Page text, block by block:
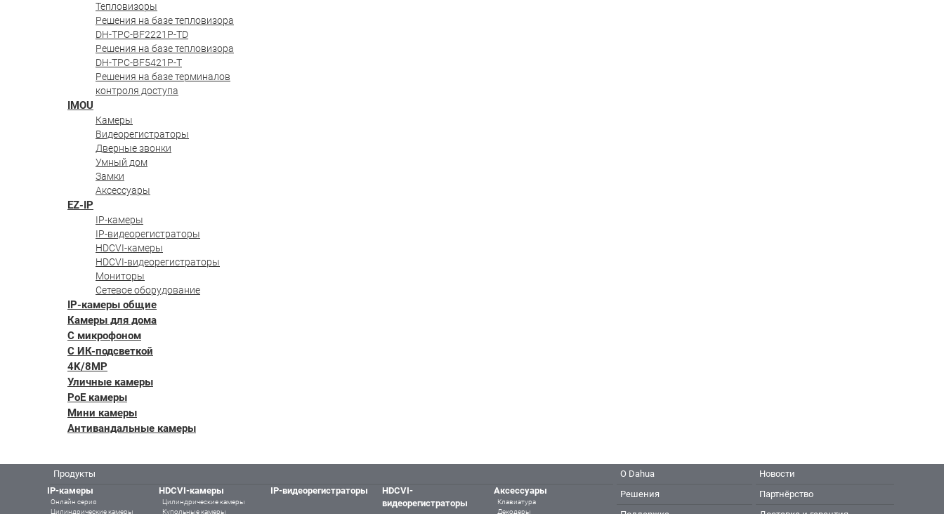
Тепловизоры
Решения на базе тепловизора
DH-TPC-BF2221P-TD
Решения на базе тепловизора
DH-TPC-BF5421P-T
Решения на базе терминалов
контроля доступа
IMOU
Камеры
Видеорегистраторы
Дверные звонки
Умный дом
Замки
Аксессуары
EZ-IP
IP-камеры
IP-видеорегистраторы
HDCVI-камеры
HDCVI-видеорегистраторы
Мониторы
Сетевое оборудование
IP-камеры общие
Камеры для дома
С микрофоном
С ИК-подсветкой
4K/8MP
Уличные камеры
PoE камеры
Мини камеры
Антивандальные камеры
Продукты
IP-камеры
Онлайн серия
Цилиндрические камеры
HDCVI-камеры
Цилиндрические камеры
Купольные камеры
IP-видеорегистраторы
HDCVI-
видеорегистраторы
Аксессуары
Клавиатура
Декодеры
О Dahua
Решения
Новости
Партнёрство